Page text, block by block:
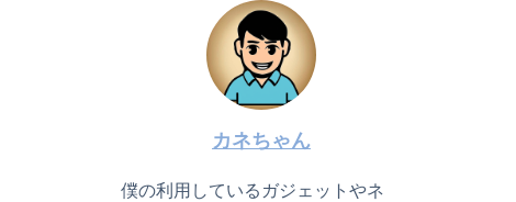
カネちゃん
僕の利用しているガジェットやネ